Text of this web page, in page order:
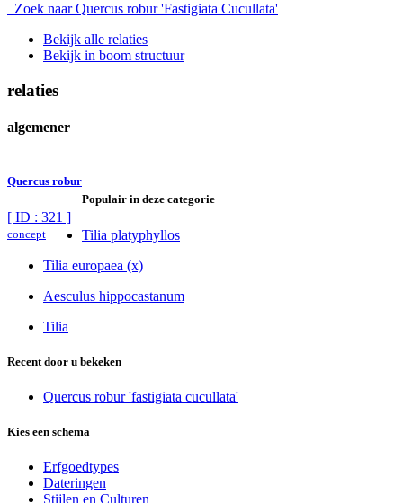
Zoek naar Quercus robur 'Fastigiata Cucullata'
Bekijk alle relaties
Bekijk in boom structuur
relaties
algemener
Quercus robur
[ ID : 321 ]
concept
Populair in deze categorie
Tilia platyphyllos
Tilia europaea (x)
Aesculus hippocastanum
Tilia
Recent door u bekeken
Quercus robur 'fastigiata cucullata'
Kies een schema
Erfgoedtypes
Dateringen
Stijlen en Culturen